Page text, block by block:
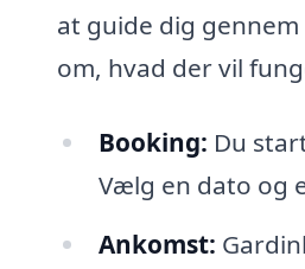
at guide dig
om, hvad der vil
Booking: Du
Vælg en dato og
Ankomst: